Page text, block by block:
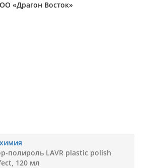
полироль LAVR plastic polish
120 мл